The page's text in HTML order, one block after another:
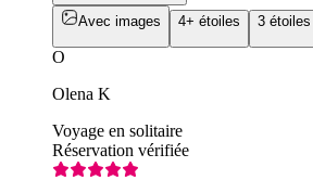
Avec images 4+ étoiles 3 étoiles
O
Olena K
Voyage en solitaire
Réservation vérifiée